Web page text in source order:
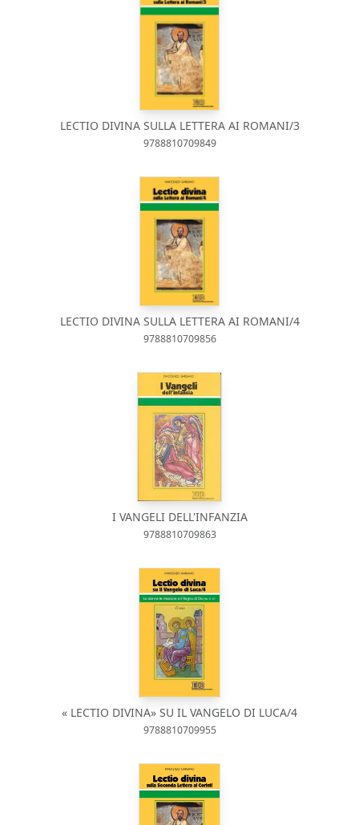
LECTIO DIVINA SULLA LETTERA AI ROMANI/3
9788810709849
LECTIO DIVINA SULLA LETTERA AI ROMANI/4
9788810709856
I VANGELI DELL'INFANZIA
9788810709863
« LECTIO DIVINA» SU IL VANGELO DI LUCA/4
9788810709955